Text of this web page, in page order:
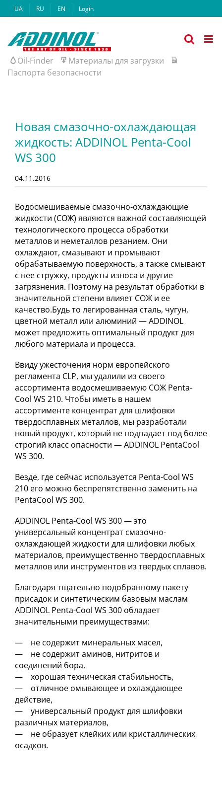
to
UA RU EN Login
Oil-Finder
Материалы для загрузки
Паспорта безопасности
Новая смазочно-охлаждающая
жидкость: ADDINOL Penta-Cool
WS 300
04.11.2016
Водосмешиваемые смазочно-охлаждающие
жидкости (СОЖ) являются важной составляющей
технологического процесса обработки
металлов и неметаллов резанием. Они
охлаждают, смазывают и промывают
обрабатываемую поверхность, а также смывают
с нее стружку, продукты износа и другие
загрязнения. Поэтому на результат обработки в
значительной степени влияет СОЖ и ее
качество.Будь то легированная сталь, чугун,
цветной металл или алюминий — ADDINOL
может предложить оптимальный продукт для
любого материала и процесса.
Ввиду ужесточения норм европейского
регламента CLP, мы удалили из своего
ассортимента водосмешиваемую СОЖ Penta-
Cool WS 210. Чтобы иметь в нашем
ассортименте концентрат для шлифовки
твердосплавных металлов, мы разработали
новый продукт, который не подпадает под более
строгий класс опасности — ADDINOL PentaCool
WS 300.
Везде, где сейчас используется Penta-Cool WS
210 его можно беспрепятственно заменить на
PentaCool WS 300.
ADDINOL Penta-Cool WS 300 — это
универсальный концентрат смазочно-
охлаждающей жидкости для шлифовки любых
материалов, преимущественно твердосплавных
металлов или инструментов из твердых сплавов.
Благодаря тщательно подобранному пакету
присадок и синтетическим базовым маслам
ADDINOL Penta-Cool WS 300 обладает
значительными преимуществами:
— не содержит минеральных масел,
— не содержит аминов, нитритов и
соединений бора,
— хорошая техническая стабильность,
— отличное омывающее и охлаждающее
действие,
— универсальный продукт для шлифовки
различных материалов,
— не образует клейких или кристаллических
осадков.